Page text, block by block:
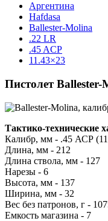
Аргентина
Hafdasa
Ballester-Molina
.22 LR
.45 ACP
11.43×23
Пистолет Ballester-
Тактико-технические
Калибр, мм - .45 АСР
Длина, мм - 212
Длина ствола, мм - 127
Нарезы - 6
Высота, мм - 137
Ширина, мм - 32
Вес без патронов, г -
Емкость магазина - 7